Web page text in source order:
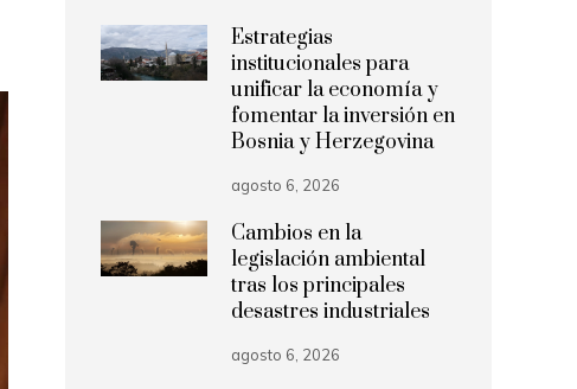
Estrategias
institucionales para
unificar la economía y
fomentar la inversión en
Bosnia y Herzegovina
agosto 6, 2026
Cambios en la
legislación ambiental
tras los principales
desastres industriales
agosto 6, 2026